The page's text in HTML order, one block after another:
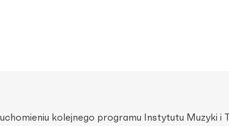
kolejnego programu Instytutu Muzyki i